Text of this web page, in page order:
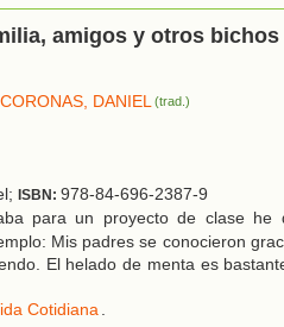
amigos y otros bichos
DANIEL (trad.)
ISBN: 978-84-696-2387-9
para un proyecto de clase he
Mis padres se conocieron
El helado de menta es
Cotidiana.